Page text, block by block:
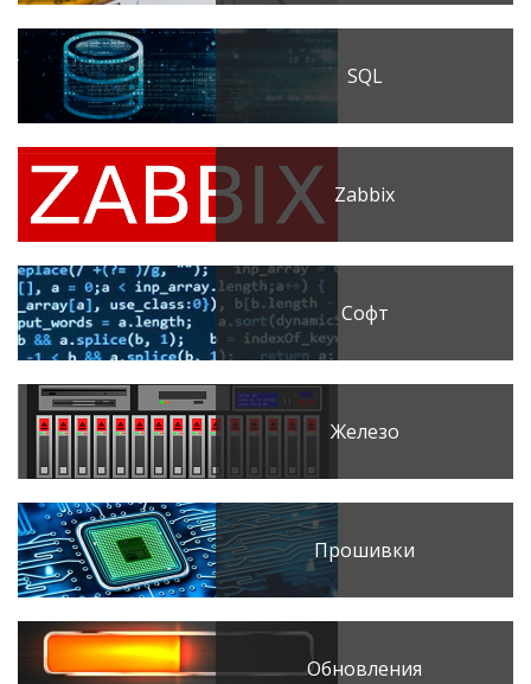
SQL
Zabbix
Софт
Железо
Прошивки
Обновления